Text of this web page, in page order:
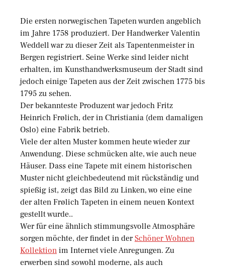
Die ersten norwegischen Tapeten wurden angeblich
im Jahre 1758 produziert. Der Handwerker Valentin
Weddell war zu dieser Zeit als Tapentenmeister in
Bergen registriert. Seine Werke sind leider nicht
erhalten, im Kunsthandwerksmuseum der Stadt sind
jedoch einige Tapeten aus der Zeit zwischen 1775 bis
1795 zu sehen.
Der bekannteste Produzent war jedoch Fritz
Heinrich Frølich, der in Christiania (dem damaligen
Oslo) eine Fabrik betrieb.
Viele der alten Muster kommen heute wieder zur
Anwendung. Diese schmücken alte, wie auch neue
Häuser. Dass eine Tapete mit einem historischen
Muster nicht gleichbedeutend mit rückständig und
spießig ist, zeigt das Bild zu Linken, wo eine eine
der alten Frølich Tapeten in einem neuen Kontext
gestellt wurde..
Wer für eine ähnlich stimmungsvolle Atmosphäre
sorgen möchte, der findet in derSchöner Wohnen
Kollektion im Internet viele Anregungen. Zu
erwerben sind sowohl moderne, als auch